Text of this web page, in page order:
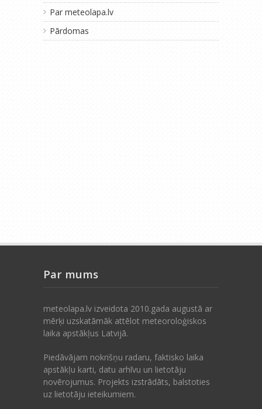
Par meteolapa.lv
Pārdomas
Par mums
meteolapa.lv izveidota 2010.gada augustā ar
mērķi uzskatāmāk attēlot meteoroloģiskos
laika apstākļus Latvijā.
Piedāvājam nokrišņu radaru, faktisko laika
apstākļu karti, datu arhīvu un lietotāju
novērojumus. Projekts izstrādāts, balstoties
uz lietotāju ieteikumiem.